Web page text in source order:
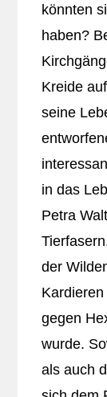
könnten
haben?
Kreide
seine
in das
Petra
der
gegen
wurde.
als auch